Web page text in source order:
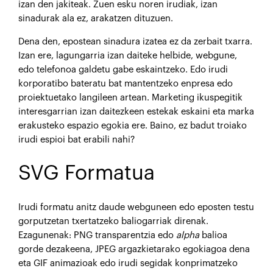
izan den jakiteak. Zuen esku noren irudiak, izan
sinadurak ala ez, arakatzen dituzuen.
Dena den, epostean sinadura izatea ez da zerbait txarra.
Izan ere, lagungarria izan daiteke helbide, webgune,
edo telefonoa galdetu gabe eskaintzeko. Edo irudi
korporatibo bateratu bat mantentzeko enpresa edo
proiektuetako langileen artean. Marketing ikuspegitik
interesgarrian izan daitezkeen estekak eskaini eta marka
erakusteko espazio egokia ere. Baino, ez badut troiako
irudi espioi bat erabili nahi?
SVG Formatua
Irudi formatu anitz daude webguneen edo eposten testu
gorputzetan txertatzeko baliogarriak direnak.
Ezagunenak: PNG transparentzia edo alphabalioa
gorde dezakeena, JPEG argazkietarako egokiagoa dena
eta GIF animazioak edo irudi segidak konprimatzeko